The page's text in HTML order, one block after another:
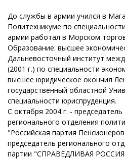
До службы в армии учился в
Политехникуме по
армии работал в Морском
Образование: высшее
Дальневосточный институт
(2001 г.) по специальности
высшее юридическое окончил
государственный областной
специальности юриспруденция.
С октября 2004 г. -
регионального отделения
"Российская партия
председатель регионального
партии "СПРАВЕДЛИВАЯ